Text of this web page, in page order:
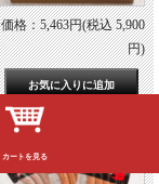
価格：5,463円(税込 5,900
円)
カートを見る